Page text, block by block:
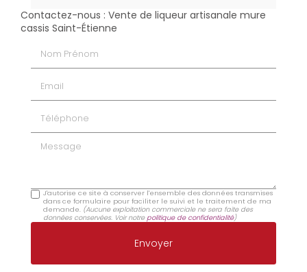
Contactez-nous : Vente de liqueur artisanale mure
cassis Saint-Étienne
Message
J'autorise ce site à conserver l'ensemble des données transmises
dans ce formulaire pour faciliter le suivi et le traitement de ma
demande. (Aucune exploitation commerciale ne sera faite des
données conservées. Voir notrepolitique de confidentialité)